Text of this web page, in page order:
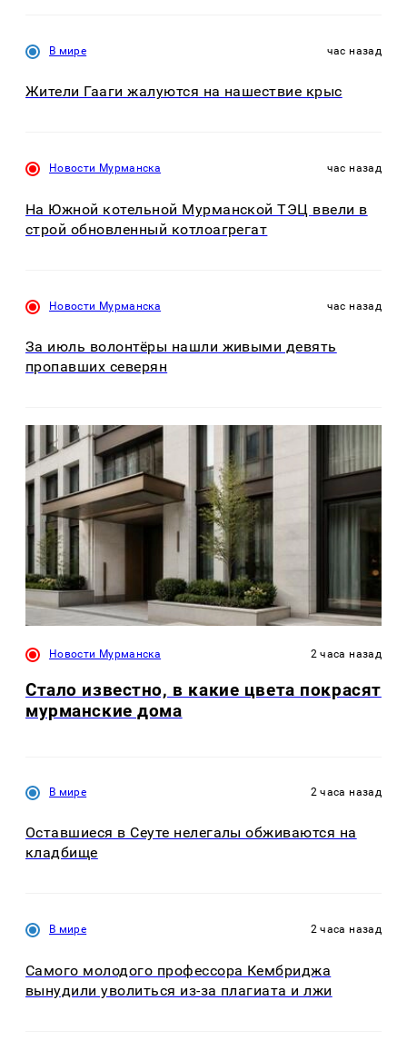
В мире час назад
Жители Гааги жалуются на нашествие крыс
Новости Мурманска час назад
На Южной котельной Мурманской ТЭЦ ввели в
строй обновленный котлоагрегат
Новости Мурманска час назад
За июль волонтёры нашли живыми девять
пропавших северян
Новости Мурманска 2 часа назад
Стало известно, в какие цвета покрасят
мурманские дома
В мире 2 часа назад
Оставшиеся в Сеуте нелегалы обживаются на
кладбище
В мире 2 часа назад
Самого молодого профессора Кембриджа
вынудили уволиться из-за плагиата и лжи